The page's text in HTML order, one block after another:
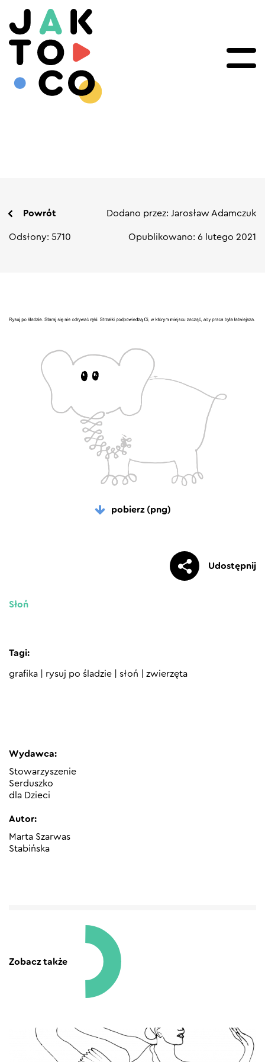
Powrót Dodano przez: Jarosław Adamczuk
Odsłony: 5710 Opublikowano: 6 lutego 2021
pobierz (png)
Udostępnij
Słoń
Tagi:
grafika rysuj po śladzie słoń zwierzęta
Wydawca:
Stowarzyszenie
Serduszko
dla Dzieci
Autor:
Marta Szarwas
Stabińska
Zobacz także